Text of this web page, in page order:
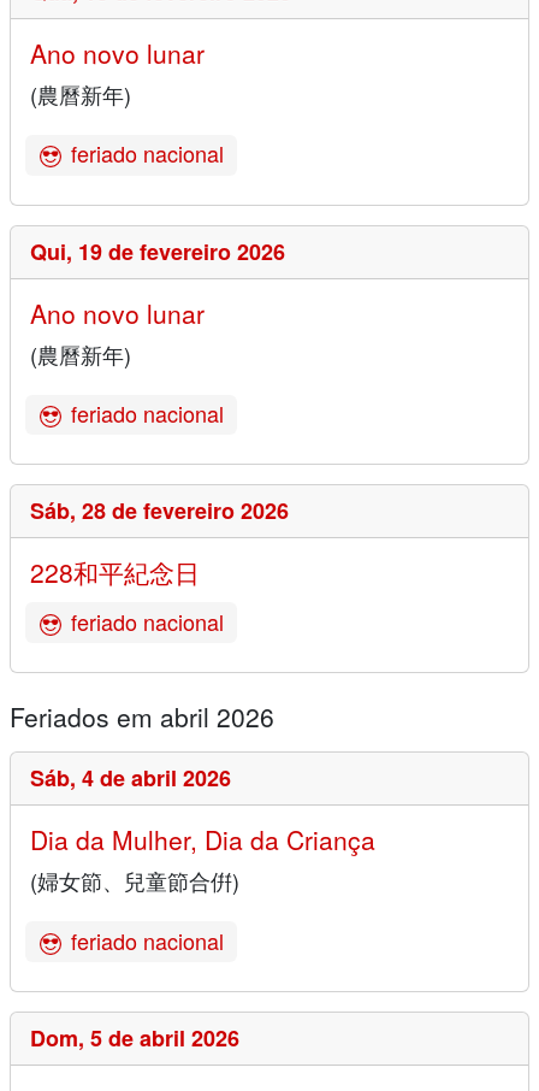
Ano novo lunar
(農曆新年)
feriado nacional
Qui, 19 de fevereiro 2026
Ano novo lunar
(農曆新年)
feriado nacional
Sáb, 28 de fevereiro 2026
228和平紀念日
feriado nacional
Feriados em abril 2026
Sáb, 4 de abril 2026
Dia da Mulher, Dia da Criança
(婦女節、兒童節合倂)
feriado nacional
Dom, 5 de abril 2026